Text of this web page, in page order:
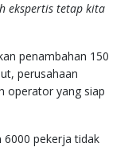
ekspertis tetap kita
penambahan 150
perusahaan
operator yang siap
6000 pekerja tidak